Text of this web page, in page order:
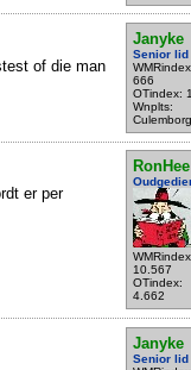
Janyke
Senior lid
666
OTindex:
Wnplts:
Culemborg
of die man
RonHee
10.567
OTindex:
4.662
er per
Janyke
Senior lid